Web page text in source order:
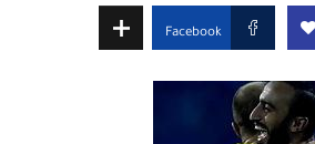
Facebook